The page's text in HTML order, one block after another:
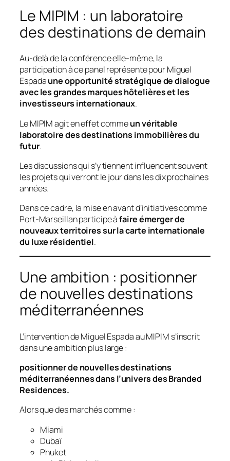
Le MIPIM : un laboratoire
des destinations de demain
Au-delà de la conférence elle-même, la
participation à ce panel représente pour Miguel
Espadaune opportunité stratégique de dialogue
avec les grandes marques hôtelières et les
investisseurs internationaux.
Le MIPIM agit en effet commeun véritable
laboratoire des destinations immobilières du
futur.
Les discussions qui s’y tiennent influencent souvent
les projets qui verront le jour dans les dix prochaines
années.
Dans ce cadre, la mise en avant d’initiatives comme
Port-Marseillan participe àfaire émerger de
nouveaux territoires sur la carte internationale
du luxe résidentiel.
Une ambition : positionner
de nouvelles destinations
méditerranéennes
L’intervention de Miguel Espada au MIPIM s’inscrit
dans une ambition plus large :
positionner de nouvelles destinations
méditerranéennes dans l’univers des Branded
Residences.
Alors que des marchés comme :
Miami
Dubaï
Phuket